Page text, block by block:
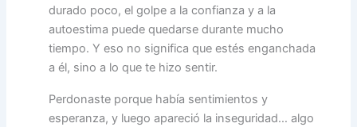
durado poco, el golpe a la confianza y a la
autoestima puede quedarse durante mucho
tiempo. Y eso no significa que estés enganchada
a él, sino a lo que te hizo sentir.
Perdonaste porque había sentimientos y
esperanza, y luego apareció la inseguridad… algo